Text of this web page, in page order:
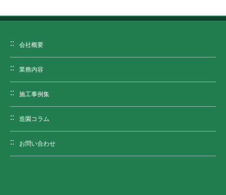
会社概要
業務内容
施工事例集
造園コラム
お問い合わせ